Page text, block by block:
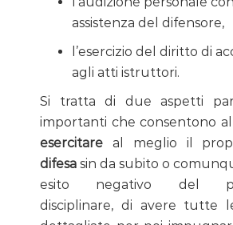
assistenza del difensore,
l’esercizio del diritto di
agli atti istruttori.
Si tratta di due aspetti
importanti che consentono al
esercitare al meglio il
difesa sin da subito o
esito negativo del
disciplinare, di avere tutte